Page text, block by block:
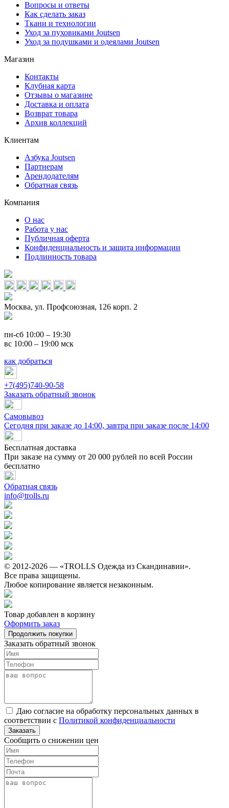
Вопросы и ответы
Как сделать заказ
Ткани и технологии
Уход за пуховиками Joutsen
Уход за подушками и одеялами Joutsen
Магазин
Контакты
Клубная карта
Отзывы о магазине
Доставка и оплата
Возврат товара
Архив коллекций
Клиентам
Азбука Joutsen
Партнерам
Арендодателям
Обратная связь
Компания
О нас
Работа у нас
Публичная оферта
Конфиденциальность и защита информации
Подлинность товара
Москва, ул. Профсоюзная, 126 корп. 2
пн-сб 10:00 – 19:30
вс 10:00 – 19:00 мск
как добраться
+7(495)740-90-58
Заказать обратный звонок
Самовывоз
Сегодня при заказе до 14:00, завтра при заказе после 14:00
Бесплатная доставка
При заказе на сумму от 20 000 рублей по всей России
бесплатно
Обратная связь
info@trolls.ru
© 2012-2026 — «TROLLS Одежда из Скандинавии».
Все права защищены.
Любое копирование является незаконным.
Товар добавлен в корзину
Оформить заказ
Продолжить покупки
Заказать обратный звонок
Даю согласие на обработку персональных данных в
соответствии с Политикой конфиденциальности
Заказать
Сообщить о снижении цен